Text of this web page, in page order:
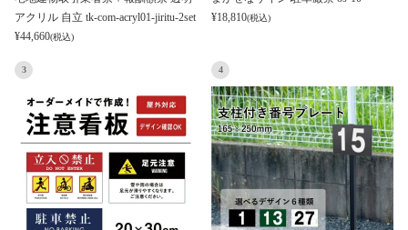
アクリル 自立 tk-com-acryl01-jiritu-2set
¥44,660(税込)
¥18,810(税込)
3 4